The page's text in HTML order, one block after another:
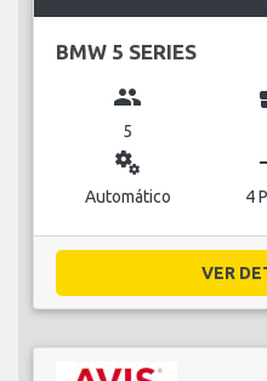
BMW 5 SERIES
group
5
miscellaneous_services
Automático 4
VER